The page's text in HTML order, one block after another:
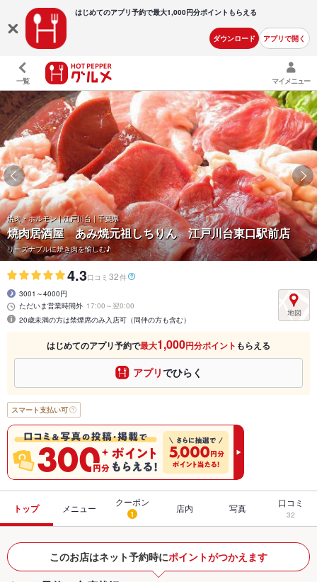
はじめてのアプリ予約で最大1,000円分ポイントもらえる
ダウンロード アプリで開く
一覧 マイメニュー
焼肉・ホルモン | 江戸川台 | 千葉県
焼肉居酒屋 あみ焼元祖しちりん 江戸川台東口駅前店
リーズナブルに焼き肉を愉しむ♪
4.3口コミ 32件
3001～4000円
ただいま営業時間外 17:00～翌0:00
20歳未満の方は禁煙席のみ入店可（同伴の方も含む）
はじめてのアプリ予約で最大1,000円分ポイント もらえる
アプリでひらく
スマート支払い可
トップ メニュー
クーポン
1 店内 写真 口コミ
32
このお店はネット予約時にポイントがつかえます